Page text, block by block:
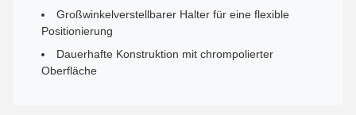
Großwinkelverstellbarer Halter für eine flexible
Positionierung
Dauerhafte Konstruktion mit chrompolierter
Oberfläche